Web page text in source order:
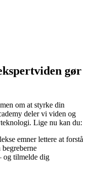
gør
om at styrke din
deler vi viden og
Lige nu kan du:
emner lettere at forstå
og tilmelde dig